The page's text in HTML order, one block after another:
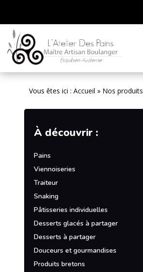
Vous êtes ici : Accueil » Nos produits
À découvrir :
Pains
Viennoiseries
Traiteur
Snaking
Pâtisseries individuelles
Desserts glacés à partager
Desserts à partager
Douceurs et gourmandises
Produits bretons